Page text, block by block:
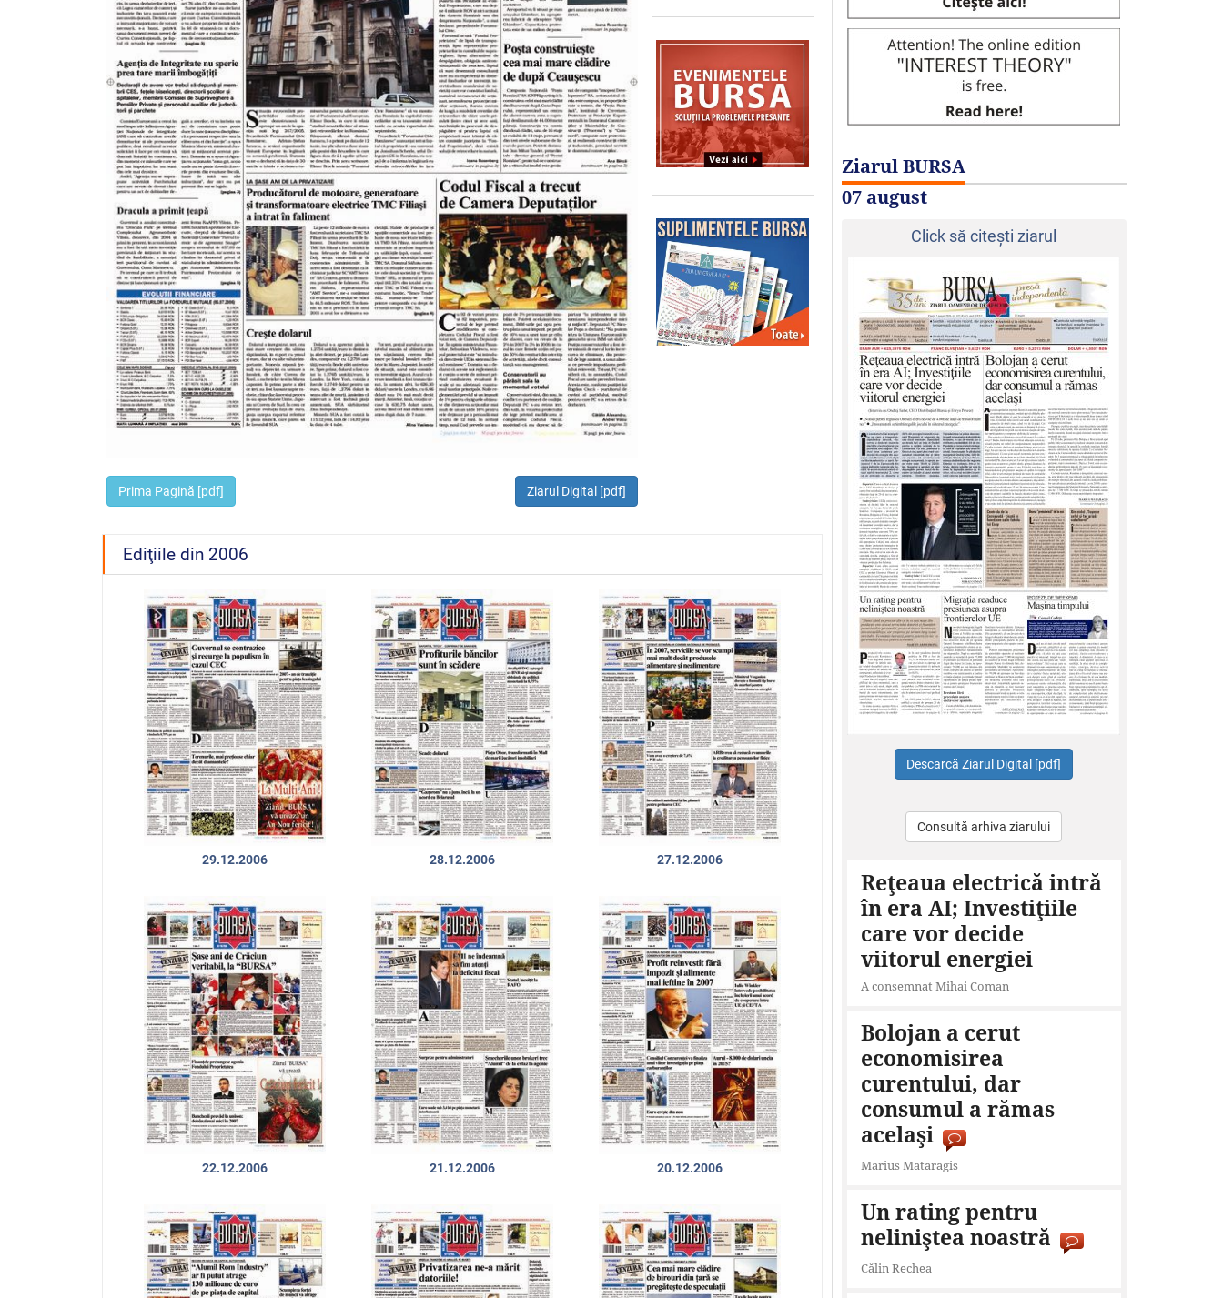
Prima Pagină [pdf]
Ediţiile din 2006
29.12.2006 28.12.2006 27.12.2006
22.12.2006 21.12.2006 20.12.2006
Ziarul BURSA
07 august
Click să citeşti ziarul
Consultă arhiva ziarului
Reţeaua electrică intră
în era AI; Investiţiile
care vor decide
viitorul energiei
A consemnat Mihai Coman
Bolojan a cerut
economisirea
curentului, dar
consumul a rămas
acelaşi
Marius Mataragis
Un rating pentru
neliniştea noastră
Călin Rechea